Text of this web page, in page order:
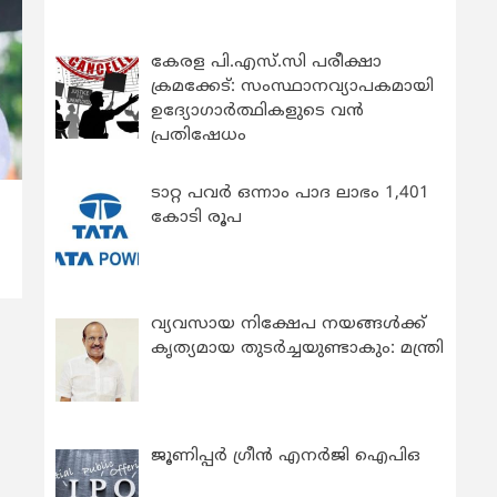
കേരള പി.എസ്.സി പരീക്ഷാ
ക്രമക്കേട്: സംസ്ഥാനവ്യാപകമായി
ഉദ്യോഗാര്‍ത്ഥികളുടെ വന്‍
പ്രതിഷേധം
ടാറ്റ പവർ ഒന്നാം പാദ ലാഭം 1,401
കോടി രൂപ
വ്യവസായ നിക്ഷേപ നയങ്ങള്‍ക്ക്
കൃത്യമായ തുടര്‍ച്ചയുണ്ടാകും: മന്ത്രി
ജൂണിപ്പർ ഗ്രീൻ എനർജി ഐപിഒ